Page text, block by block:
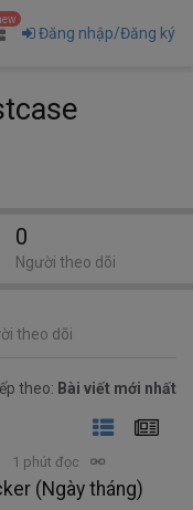
Đăng nhập/Đăng ký
theo dõi
theo: Bài viết mới nhất
1 phút đọc
(Ngày tháng)
0
Người theo dõi